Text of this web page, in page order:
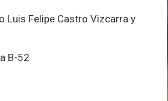
Luis Felipe Castro Vizcarra y
B-52